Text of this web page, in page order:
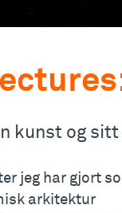
kunst og
jeg har gjort
arkitektur